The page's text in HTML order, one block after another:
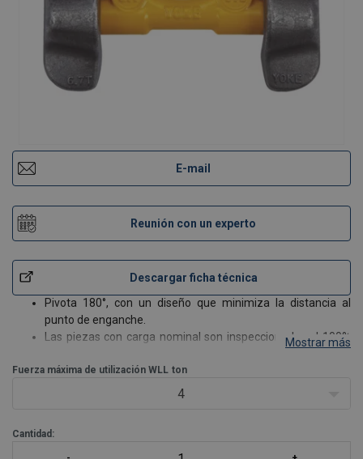
E-mail
Reunión con un experto
Descargar ficha técnica
Pivota 180°, con un diseño que minimiza la distancia al
punto de enganche.
Las piezas con carga nominal son inspeccionadas al 100%
Trazabilidad en todas las piezas forjadas.
Test de prueba a 2,5 veces la WLL.
Mostrar más
Fuerza máxima de utilización WLL ton
4
Cantidad: